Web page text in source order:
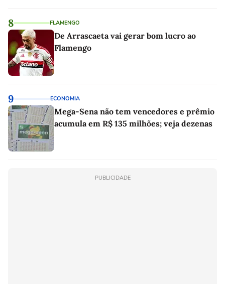
8 FLAMENGO
De Arrascaeta vai gerar bom lucro ao
Flamengo
9 ECONOMIA
Mega-Sena não tem vencedores e prêmio
acumula em R$ 135 milhões; veja dezenas
PUBLICIDADE